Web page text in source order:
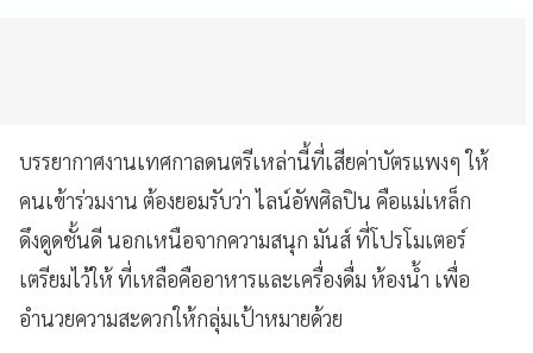
บรรยากาศงานเทศกาลดนตรีเหล่านี้ที่เสียค่าบัตรแพงๆ ให้
คนเข้าร่วมงาน ต้องยอมรับว่า ไลน์อัพศิลปิน คือแม่เหล็ก
ดึงดูดชั้นดี นอกเหนือจากความสนุก มันส์ ที่โปรโมเตอร์
เตรียมไว้ให้ ที่เหลือคืออาหารและเครื่องดื่ม ห้องน้ำ เพื่อ
อำนวยความสะดวกให้กลุ่มเป้าหมายด้วย